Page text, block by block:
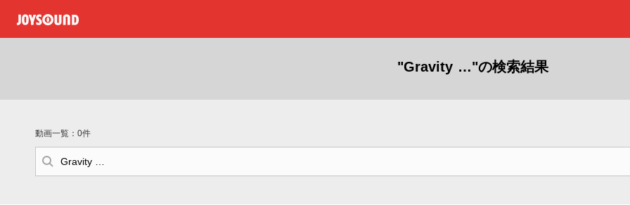
"Gravity …"の検索結果
動画一覧：0件